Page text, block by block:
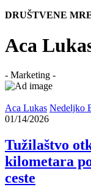
DRUŠTVENE
Aca
- Marketing -
Aca Lukas Nedeljko
01/14/2026
Tužilaštvo
kilometara
ceste